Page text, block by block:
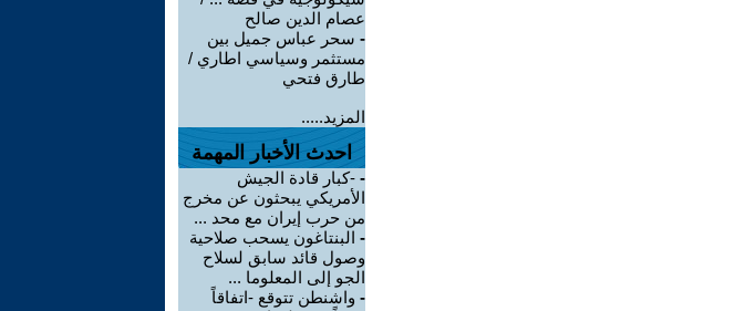
عصام الدين صالح
- سحر عباس جميل بين
مستثمر وسياسي اطاري /
طارق فتحي
المزيد.....
احدث الأخبار المهمة
- -كبار قادة الجيش
الأمريكي يبحثون عن مخرج
من حرب إيران مع محد ...
- البنتاغون يسحب صلاحية
وصول قائد سابق لسلاح
الجو إلى المعلوما ...
- واشنطن تتوقع -اتفاقاً